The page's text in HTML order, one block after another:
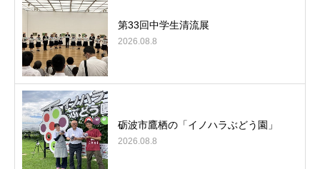
第33回中学生清流展
2026.08.8
砺波市鷹栖の「イノハラぶどう園」
2026.08.8